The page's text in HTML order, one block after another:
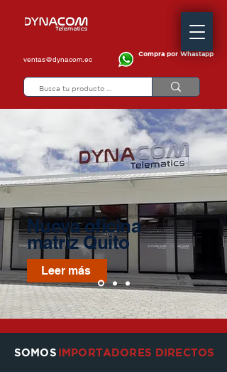
ventas@dynacom.ec
Compra por Whastapp
Nueva oficina
matriz Quito
Leer más
SOMOS IMPORTADORES DIRECTOS